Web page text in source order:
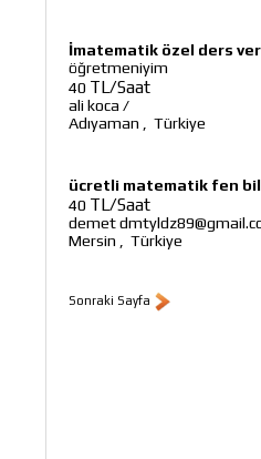
İmatematik özel ders
öğretmeniyim
40 TL/Saat
ali koca /
Adıyaman
Türkiye
ücretli matematik fen
40 TL/Saat
demet
Mersin
Türkiye
Sonraki Sayfa